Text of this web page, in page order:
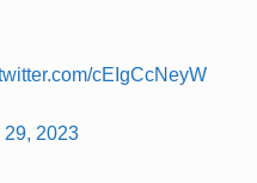
cEIgCcNeyW
29, 2023